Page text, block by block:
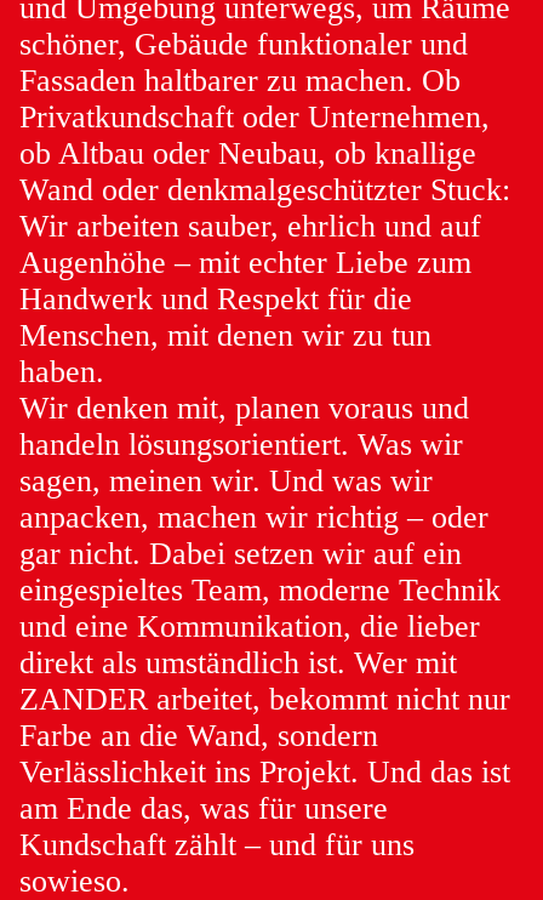
Stuckwerk
Schimmelbehandlung
Graffitibeseitigung
Fassadenreinigung
Fassadenarbeiten
Bodenverlegung
Trockenbau
und Umgebung unterwegs, um Räume
schöner, Gebäude funktionaler und
Fassaden haltbarer zu machen. Ob
Privatkundschaft oder Unternehmen,
ob Altbau oder Neubau, ob knallige
Wand oder denkmalgeschützter Stuck:
Wir arbeiten sauber, ehrlich und auf
Augenhöhe – mit echter Liebe zum
Handwerk und Respekt für die
Menschen, mit denen wir zu tun
haben.
Wir denken mit, planen voraus und
handeln lösungsorientiert. Was wir
sagen, meinen wir. Und was wir
anpacken, machen wir richtig – oder
gar nicht. Dabei setzen wir auf ein
eingespieltes Team, moderne Technik
und eine Kommunikation, die lieber
direkt als umständlich ist. Wer mit
ZANDER arbeitet, bekommt nicht nur
Farbe an die Wand, sondern
Verlässlichkeit ins Projekt. Und das ist
am Ende das, was für unsere
Kundschaft zählt – und für uns
sowieso.